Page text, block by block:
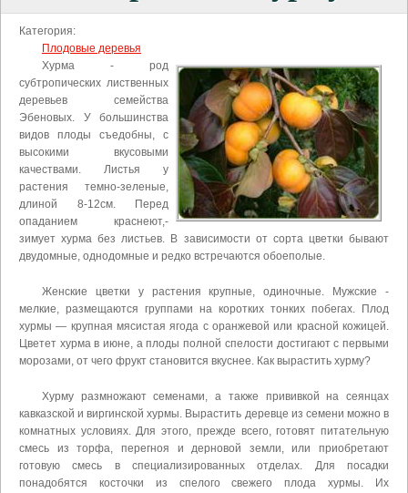
Категория:
Плодовые деревья
Хурма - род
субтропических лиственных
деревьев семейства
Эбеновых. У большинства
видов плоды съедобны, с
высокими вкусовыми
качествами. Листья у
растения темно-зеленые,
длиной 8-12см. Перед
опаданием краснеют,-
зимует хурма без листьев. В зависимости от сорта цветки бывают
двудомные, однодомные и редко встречаются обоеполые.
Женские цветки у растения крупные, одиночные. Мужские -
мелкие, размещаются группами на коротких тонких побегах. Плод
хурмы — крупная мясистая ягода с оранжевой или красной кожицей.
Цветет хурма в июне, а плоды полной спелости достигают с первыми
морозами, от чего фрукт становится вкуснее. Как вырастить хурму?
Хурму размножают семенами, а также прививкой на сеянцах
кавказской и виргинской хурмы. Вырастить деревце из семени можно в
комнатных условиях. Для этого, прежде всего, готовят питательную
смесь из торфа, перегноя и дерновой земли, или приобретают
готовую смесь в специализированных отделах. Для посадки
понадобятся косточки из спелого свежего плода хурмы. Их